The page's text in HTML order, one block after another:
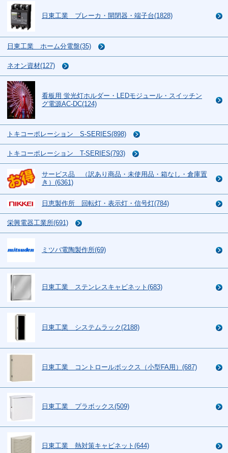
日東工業 ブレーカ・開閉器・端子台(1828)
日東工業 ホーム分電盤(35)
ネオン資材(127)
看板用 蛍光灯ホルダー・LEDモジュール・スイッチン
グ電源AC-DC(124)
トキコーポレーション S-SERIES(898)
トキコーポレーション T-SERIES(793)
サービス品 （訳あり商品・未使用品・箱なし・倉庫置
き）(6361)
日恵製作所 回転灯・表示灯・信号灯(784)
栄興電器工業所(691)
ミツバ電陶製作所(69)
日東工業 ステンレスキャビネット(683)
日東工業 システムラック(2188)
日東工業 コントロールボックス（小型FA用）(687)
日東工業 プラボックス(509)
日東工業 熱対策キャビネット(644)